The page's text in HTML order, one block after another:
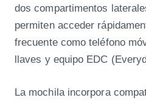
dos compartimentos
permiten acceder
frecuente como teléfono
llaves y equipo EDC
La mochila incorpora